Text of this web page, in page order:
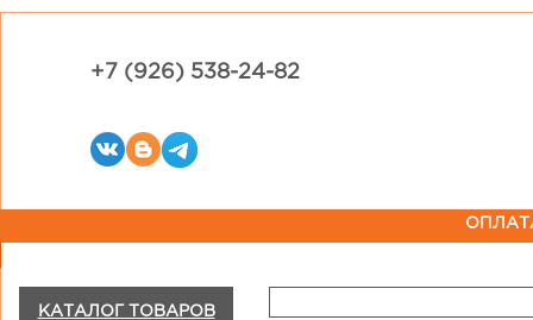
+7 (926) 538-24-82
КАТАЛОГ ТОВАРОВ